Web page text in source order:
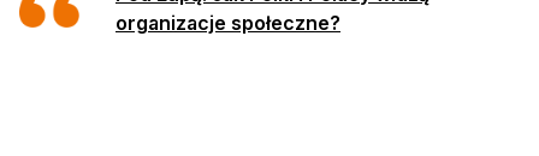
organizacje społeczne?